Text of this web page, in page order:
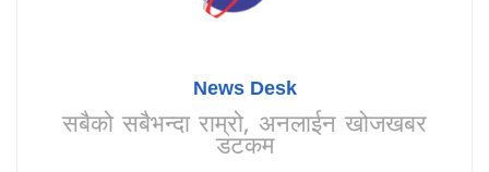
News Desk
सबैको सबैभन्दा राम्रो, अनलाईन खोजखबर
डटकम